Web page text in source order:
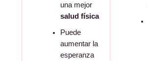
una mejor
salud física
Puede
aumentar la
esperanza